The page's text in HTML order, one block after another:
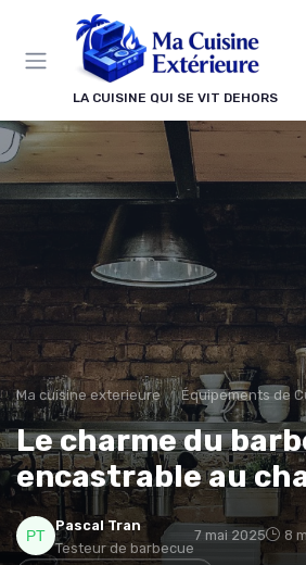
LA CUISINE QUI SE VIT DEHORS
Ma cuisine exterieure Équipements de
Le charme du
encastrable au
Pascal Tran
Testeur de barbecue
7 mai 2025 8
Panneau de gestion des cookies